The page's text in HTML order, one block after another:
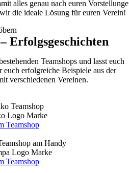
alles genau nach euren
die ideale Lösung für euren Verein!
Erfolgsgeschichten
Teamshops und lasst euch
erfolgreiche Beispiele aus der
verschiedenen Vereinen.
Teamshop
Teamshop